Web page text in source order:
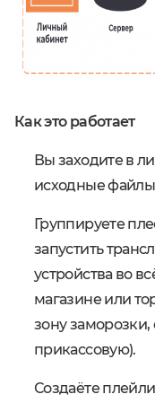
Как это работает
Вы заходите в
исходные
Группируете
запустить
устройства во
магазине или
зону
прикассовую).
Создаёте